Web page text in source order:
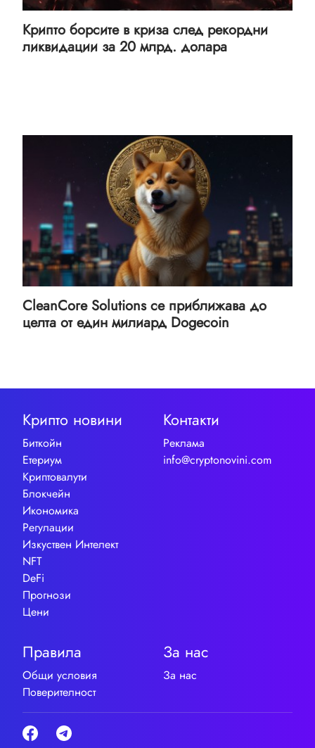
Крипто борсите в криза след рекордни
ликвидации за 20 млрд. долара
CleanCore Solutions се приближава до
целта от един милиард Dogecoin
Крипто новини
Биткойн
Етериум
Криптовалути
Блокчейн
Икономика
Регулации
Изкуствен Интелект
NFT
DeFi
Прогнози
Цени
Контакти
Реклама
info@cryptonovini.com
Правила
Общи условия
Поверителност
За нас
За нас